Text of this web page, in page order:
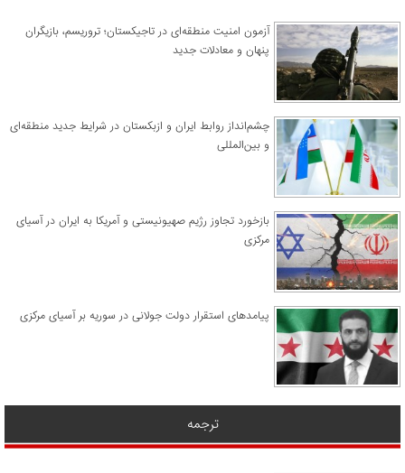
آزمون امنیت منطقه‌ای در تاجیکستان؛ تروریسم، بازیگران
پنهان و معادلات جدید
چشم‌انداز روابط ایران و ازبکستان در شرایط جدید منطقه‌ای
و بین‌المللی
​بازخورد تجاوز رژیم صهیونیستی و آمریکا به ایران در آسیای
مرکزی
پیامدهای استقرار دولت جولانی در سوریه بر آسیای مرکزی
ترجمه